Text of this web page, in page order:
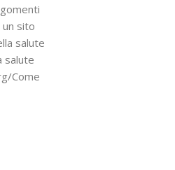
sito
salute
salute
Come